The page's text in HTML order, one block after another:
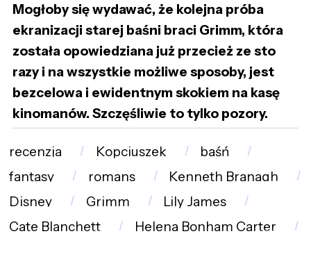
Mogłoby się wydawać, że kolejna próba
ekranizacji starej baśni braci Grimm, która
została opowiedziana już przecież ze sto
razy i na wszystkie możliwe sposoby, jest
bezcelowa i ewidentnym skokiem na kasę
kinomanów. Szczęśliwie to tylko pozory.
recenzja Kopciuszek
baśń
fantasy
romans
Kenneth Branagh
Disney
Grimm
Lily James
Cate Blanchett
Helena Bonham Carter